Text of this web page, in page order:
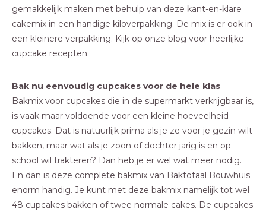
gemakkelijk maken met behulp van deze kant-en-klare
cakemix in een handige kiloverpakking. De mix is er ook in
een kleinere verpakking. Kijk op onze blog voor heerlijke
cupcake recepten.
Bak nu eenvoudig cupcakes voor de hele klas
Bakmix voor cupcakes die in de supermarkt verkrijgbaar is,
is vaak maar voldoende voor een kleine hoeveelheid
cupcakes. Dat is natuurlijk prima als je ze voor je gezin wilt
bakken, maar wat als je zoon of dochter jarig is en op
school wil trakteren? Dan heb je er wel wat meer nodig.
En dan is deze complete bakmix van Baktotaal Bouwhuis
enorm handig. Je kunt met deze bakmix namelijk tot wel
48 cupcakes bakken of twee normale cakes. De cupcakes